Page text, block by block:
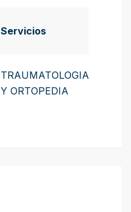
Servicios
TRAUMATOLOGIA
Y ORTOPEDIA